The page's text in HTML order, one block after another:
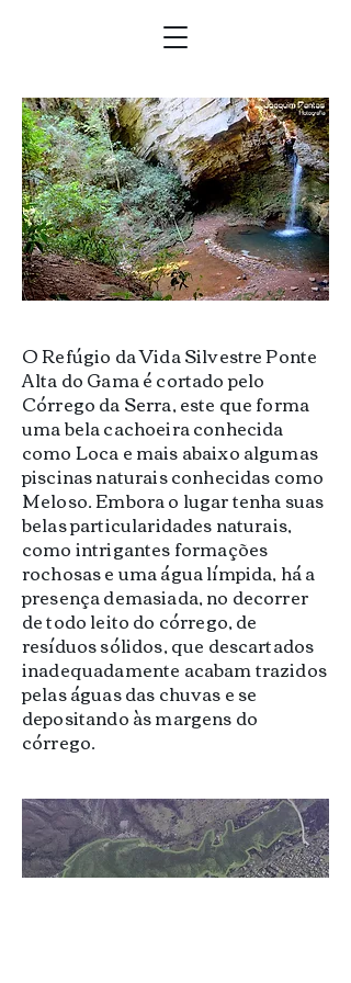
​O Refúgio da Vida Silvestre Ponte
Alta do Gama é cortado pelo
Córrego da Serra, este que forma
uma bela cachoeira conhecida
como Loca e mais abaixo algumas
piscinas naturais conhecidas como
Meloso. Embora o lugar tenha suas
belas particularidades naturais,
como intrigantes formações
rochosas e uma água límpida, há a
presença demasiada, no decorrer
de todo leito do córrego, de
resíduos sólidos, que descartados
inadequadamente acabam trazidos
pelas águas das chuvas e se
depositando às margens do
córrego.